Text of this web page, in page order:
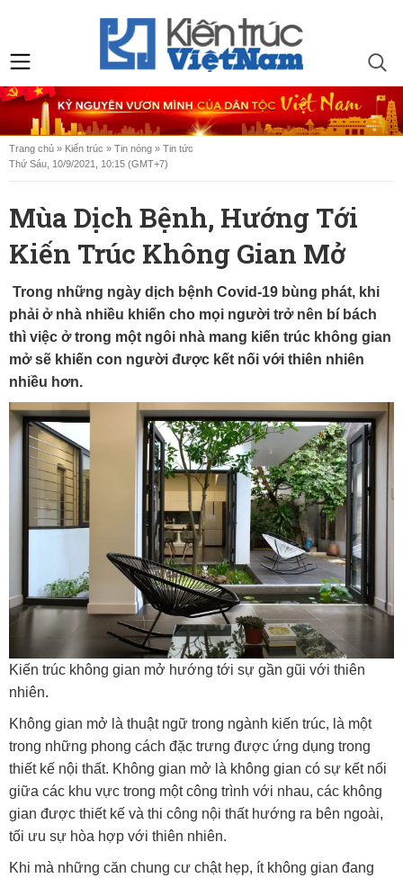
Trang chủ » Kiến trúc » Tin nóng » Tin tức
Thứ Sáu, 10/9/2021, 10:15 (GMT+7)
Mùa Dịch Bệnh, Hướng Tới
Kiến Trúc Không Gian Mở
Trong những ngày dịch bệnh Covid-19 bùng phát, khi
phải ở nhà nhiều khiến cho mọi người trở nên bí bách
thì việc ở trong một ngôi nhà mang kiến trúc không gian
mở sẽ khiến con người được kết nối với thiên nhiên
nhiều hơn.
Kiến trúc không gian mở hướng tới sự gần gũi với thiên
nhiên.
Không gian mở là thuật ngữ trong ngành kiến trúc, là một
trong những phong cách đặc trưng được ứng dụng trong
thiết kế nội thất. Không gian mở là không gian có sự kết nối
giữa các khu vực trong một công trình với nhau, các không
gian được thiết kế và thi công nội thất hướng ra bên ngoài,
tối ưu sự hòa hợp với thiên nhiên.
Khi mà những căn chung cư chật hẹp, ít không gian đang